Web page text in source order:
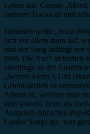
Leben auf. Gerade
anderen Tracks ab und
Dennoch weißt „Solar
sich vor allem dann auf,
und der Song anfängt vor
With The Axe“ sicherlich
allerdings an der
„Secrets From A Girl
Grundsätzlich ist
Album ist, welches man
sind sowohl Texte als
Anspruch einfachen Pop-
Lordes Songs nie, was